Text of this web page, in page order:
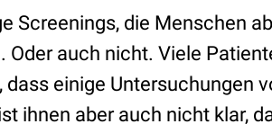
Screenings, die Menschen
auch nicht. Viele
einige Untersuchungen
ihnen aber auch nicht klar,